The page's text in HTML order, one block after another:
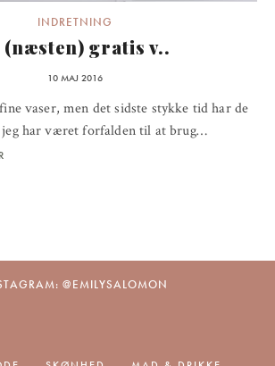
INDRETNING
(næsten) gratis v..
10 MAJ 2016
vaser, men det sidste stykke tid har de
jeg har været forfalden til at brug…
@EMILYSALOMON